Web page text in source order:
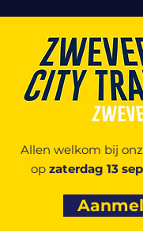
Allen welkom bij
op zaterdag 13